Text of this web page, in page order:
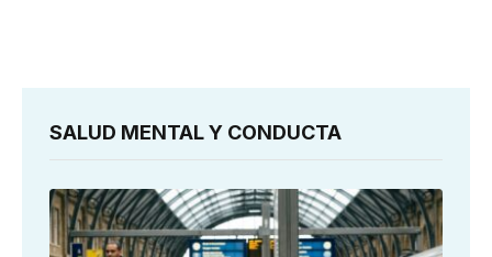
SALUD MENTAL Y CONDUCTA